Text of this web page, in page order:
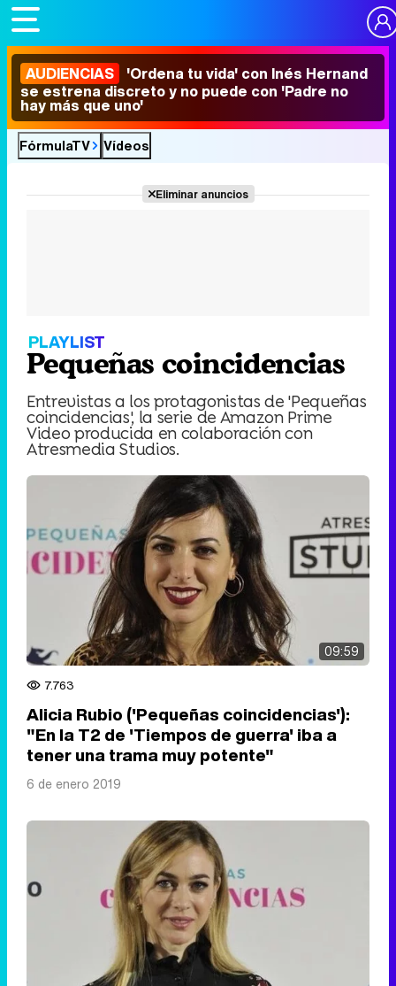
AUDIENCIAS 'Ordena tu vida' con Inés Hernand
se estrena discreto y no puede con 'Padre no
hay más que uno'
FórmulaTV Vídeos
Eliminar anuncios
PLAYLIST
Pequeñas coincidencias
Entrevistas a los protagonistas de 'Pequeñas
coincidencias', la serie de Amazon Prime
Video producida en colaboración con
Atresmedia Studios.
09:59
7.763
Alicia Rubio ('Pequeñas coincidencias'):
"En la T2 de 'Tiempos de guerra' iba a
tener una trama muy potente"
6 de enero 2019